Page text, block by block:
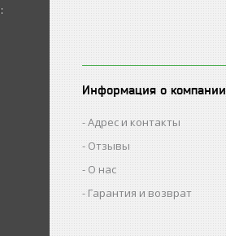
Информация о компании
Адрес и контакты
Отзывы
О нас
Гарантия и возврат